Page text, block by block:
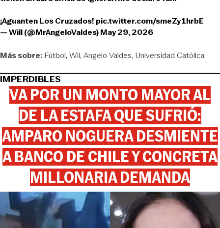
¡Aguanten Los Cruzados! pic.twitter.com/smeZy1hrbE
— Will (@MrAngeloValdes)May 29, 2026
Más sobre: Fútbol Wil Angelo Valdes Universidad Católica
IMPERDIBLES
VA POR UN MONTO MAYOR AL
DE LA ESTAFA QUE SUFRIÓ:
AMPARO NOGUERA DESMIENTE
A BANCO DE CHILE Y CONCRETA
MILLONARIA DEMANDA